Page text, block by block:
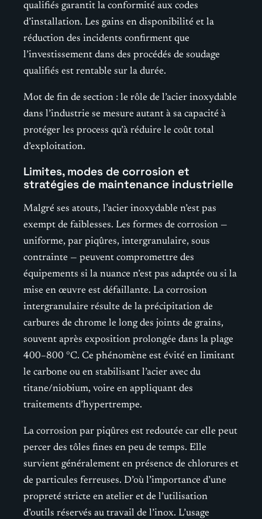
qualifiés garantit la conformité aux codes
d’installation. Les gains en disponibilité et la
réduction des incidents confirment que
l’investissement dans des procédés de soudage
qualifiés est rentable sur la durée.
Mot de fin de section : le rôle de l’acier inoxydable
dans l’industrie se mesure autant à sa capacité à
protéger les process qu’à réduire le coût total
d’exploitation.
Limites, modes de corrosion et
stratégies de maintenance industrielle
Malgré ses atouts, l’acier inoxydable n’est pas
exempt de faiblesses. Les formes de corrosion —
uniforme, par piqûres, intergranulaire, sous
contrainte — peuvent compromettre des
équipements si la nuance n’est pas adaptée ou si la
mise en œuvre est défaillante. La corrosion
intergranulaire résulte de la précipitation de
carbures de chrome le long des joints de grains,
souvent après exposition prolongée dans la plage
400–800 °C. Ce phénomène est évité en limitant
le carbone ou en stabilisant l’acier avec du
titane/niobium, voire en appliquant des
traitements d’hypertrempe.
La corrosion par piqûres est redoutée car elle peut
percer des tôles fines en peu de temps. Elle
survient généralement en présence de chlorures et
de particules ferreuses. D’où l’importance d’une
propreté stricte en atelier et de l’utilisation
d’outils réservés au travail de l’inox. L’usage